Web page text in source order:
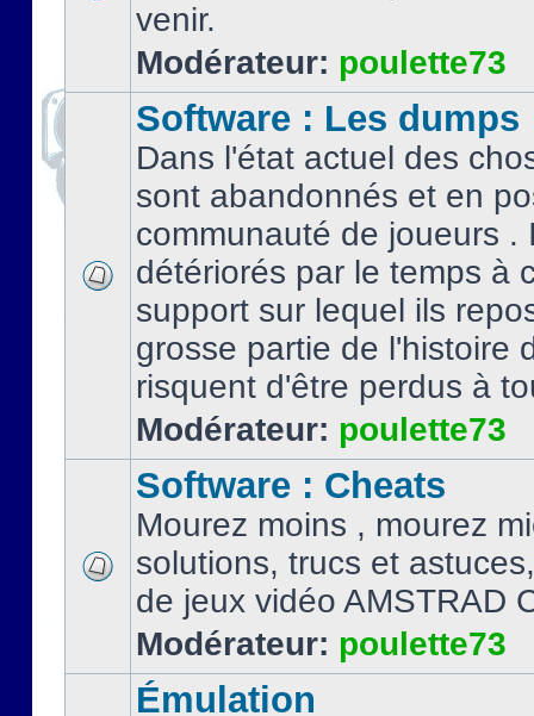
venir.
Modérateur: poulette73
Software : Les dumps
Dans l'état actuel des
sont abandonnés et en
communauté de joueurs .
détériorés par le temps à
support sur lequel ils
grosse partie de l'histoire
risquent d'être perdus à
Modérateur: poulette73
Software : Cheats
Mourez moins , mourez
solutions, trucs et
de jeux vidéo AMSTRAD
Modérateur: poulette73
Émulation